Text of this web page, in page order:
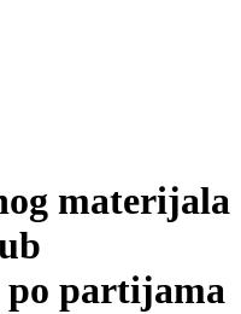
materijala
po partijama